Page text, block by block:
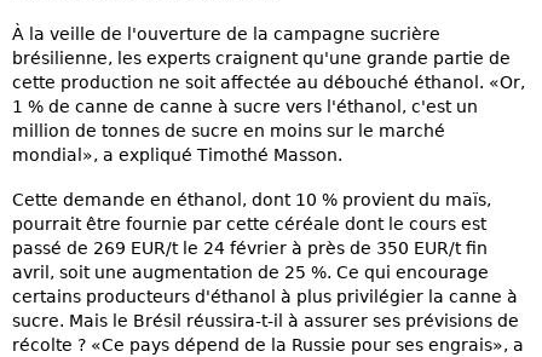
À la veille de l'ouverture de la campagne sucrière
brésilienne, les experts craignent qu'une grande partie de
cette production ne soit affectée au débouché éthanol. «Or,
1 % de canne de canne à sucre vers l'éthanol, c'est un
million de tonnes de sucre en moins sur le marché
mondial», a expliqué Timothé Masson.
Cette demande en éthanol, dont 10 % provient du maïs,
pourrait être fournie par cette céréale dont le cours est
passé de 269 EUR/t le 24 février à près de 350 EUR/t fin
avril, soit une augmentation de 25 %. Ce qui encourage
certains producteurs d'éthanol à plus privilégier la canne à
sucre. Mais le Brésil réussira-t-il à assurer ses prévisions de
récolte ? «Ce pays dépend de la Russie pour ses engrais», a